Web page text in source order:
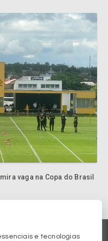
vaga na Copa do Brasil
e tecnologias